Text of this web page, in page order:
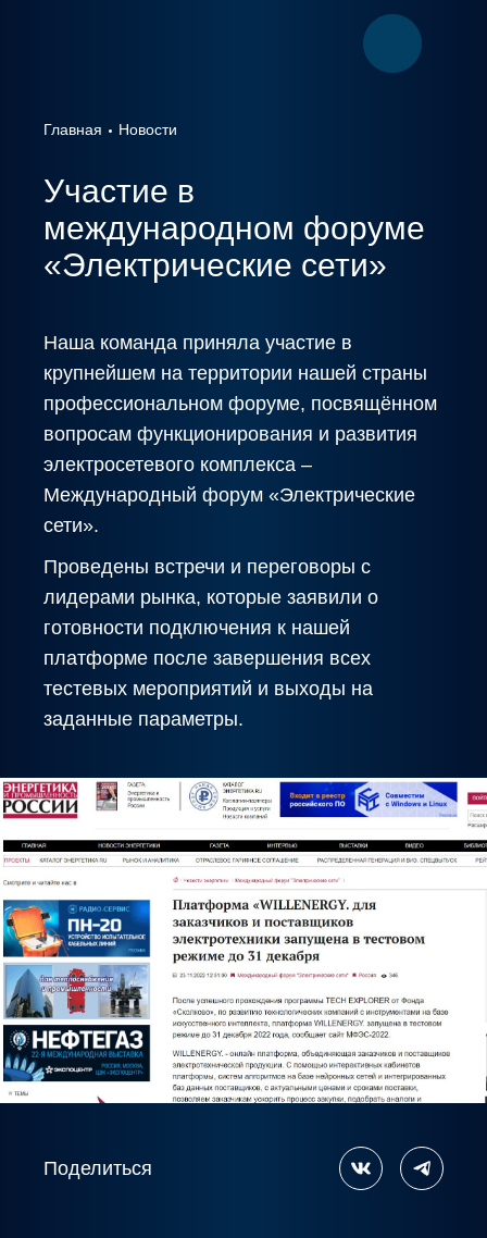
Главная Новости
Участие в
международном форуме
«Электрические сети»
Наша команда приняла участие в
крупнейшем на территории нашей страны
профессиональном форуме, посвящённом
вопросам функционирования и развития
электросетевого комплекса –
Международный форум «Электрические
сети».
Проведены встречи и переговоры с
лидерами рынка, которые заявили о
готовности подключения к нашей
платформе после завершения всех
тестевых мероприятий и выходы на
заданные параметры.
Поделиться